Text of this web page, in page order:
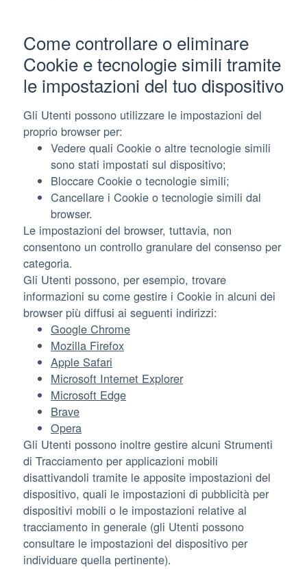
Come controllare o eliminare
Cookie e tecnologie simili tramite
le impostazioni del tuo dispositivo
Gli Utenti possono utilizzare le impostazioni del
proprio browser per:
Vedere quali Cookie o altre tecnologie simili
sono stati impostati sul dispositivo;
Bloccare Cookie o tecnologie simili;
Cancellare i Cookie o tecnologie simili dal
browser.
Le impostazioni del browser, tuttavia, non
consentono un controllo granulare del consenso per
categoria.
Gli Utenti possono, per esempio, trovare
informazioni su come gestire i Cookie in alcuni dei
browser più diffusi ai seguenti indirizzi:
Google Chrome
Mozilla Firefox
Apple Safari
Microsoft Internet Explorer
Microsoft Edge
Brave
Opera
Gli Utenti possono inoltre gestire alcuni Strumenti
di Tracciamento per applicazioni mobili
disattivandoli tramite le apposite impostazioni del
dispositivo, quali le impostazioni di pubblicità per
dispositivi mobili o le impostazioni relative al
tracciamento in generale (gli Utenti possono
consultare le impostazioni del dispositivo per
individuare quella pertinente).